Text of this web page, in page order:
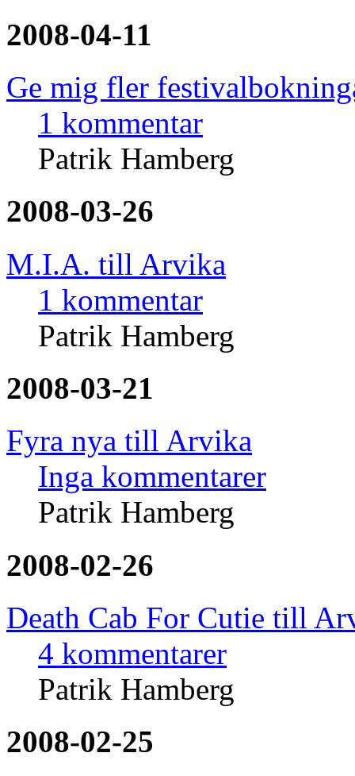
2008-04-11
Ge mig fler
1 kommentar
Patrik Hamberg
2008-03-26
M.I.A. till Arvika
1 kommentar
Patrik Hamberg
2008-03-21
Fyra nya till Arvika
Inga kommentarer
Patrik Hamberg
2008-02-26
Death Cab For Cutie till
4 kommentarer
Patrik Hamberg
2008-02-25